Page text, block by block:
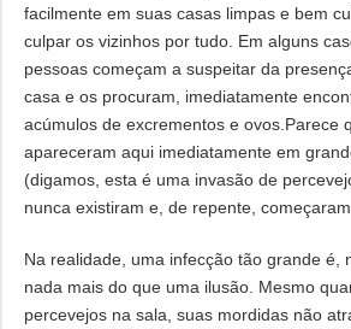
facilmente em suas casas limpas e bem
culpar os vizinhos por tudo. Em alguns
pessoas começam a suspeitar da
casa e os procuram, imediatamente
acúmulos de excrementos e ovos.Parece
apareceram aqui imediatamente em
(digamos, esta é uma invasão de
nunca existiram e, de repente,
Na realidade, uma infecção tão grande é,
nada mais do que uma ilusão. Mesmo
percevejos na sala, suas mordidas não